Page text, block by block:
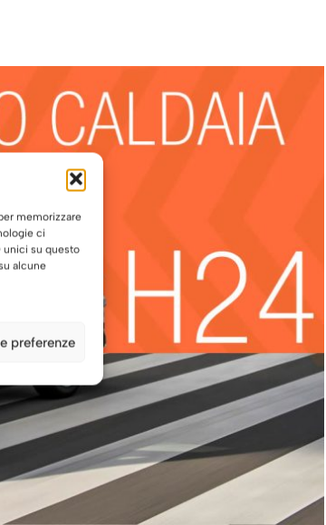
memorizzare
ci
unici su questo
alcune
preferenze